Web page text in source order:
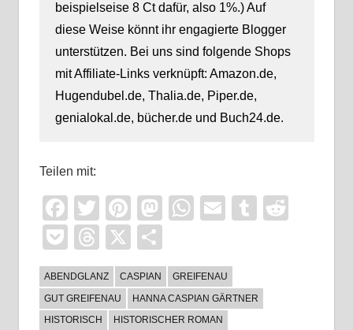
beispielseise 8 Ct dafür, also 1%.) Auf
diese Weise könnt ihr engagierte Blogger
unterstützen. Bei uns sind folgende Shops
mit Affiliate-Links verknüpft: Amazon.de,
Hugendubel.de, Thalia.de, Piper.de,
genialokal.de, bücher.de und Buch24.de.
Teilen mit:
Facebook
TwitterPinterest
Mastodon
WhatsApp
EmailTumblr
PocketThreads
X
ABENDGLANZ CASPIAN
GREIFENAU
GUT GREIFENAU
HANNA CASPIAN GÄRTNER
HISTORISCH
HISTORISCHER ROMAN